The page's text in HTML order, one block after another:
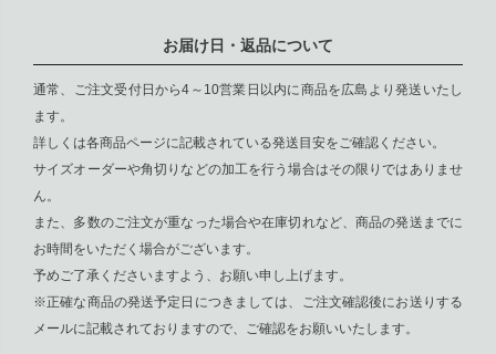
お届け日・返品について
通常、ご注文受付日から4～10営業日以内に商品を広島より発送いたし
ます。
詳しくは各商品ページに記載されている発送目安をご確認ください。
サイズオーダーや角切りなどの加工を行う場合はその限りではありませ
ん。
また、多数のご注文が重なった場合や在庫切れなど、商品の発送までに
お時間をいただく場合がございます。
予めご了承くださいますよう、お願い申し上げます。
※正確な商品の発送予定日につきましては、ご注文確認後にお送りする
メールに記載されておりますので、ご確認をお願いいたします。